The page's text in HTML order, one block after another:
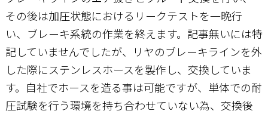
その後は加圧状態におけるリークテストを一晩行
い、ブレーキ系統の作業を終えます。記事無いには特
記していませんでしたが、リヤのブレーキラインを外
した際にステンレスホースを製作し、交換していま
す。自社でホースを造る事は可能ですが、単体での耐
圧試験を行う環境を持ち合わせていない為、交換後